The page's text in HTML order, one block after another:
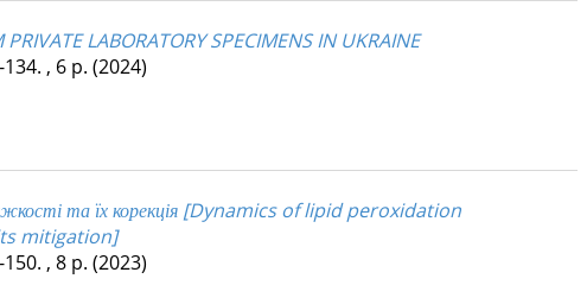
LABORATORY SPECIMENS IN UKRAINE
, 6 p. (2024)
тяжкості та їх корекція [Dynamics of lipid peroxidation
mitigation]
, 8 p. (2023)